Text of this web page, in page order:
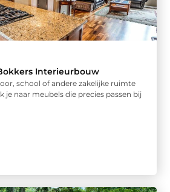
Interieurbouw
school of andere zakelijke ruimte
je naar meubels die precies passen bij